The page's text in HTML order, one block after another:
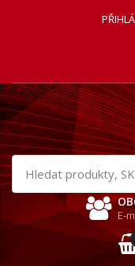
Hledat
produkty
E-